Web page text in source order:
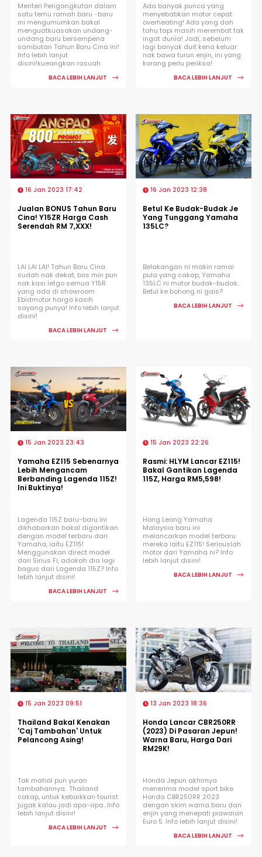
Menteri Pengangkutan dalam
satu temu ramah baru -baru
ini mengumumkan bakal
menguatkuasakan undang-
undang baru bersempena
sambutan Tahun Baru Cina ini!
Info lebih lanjut
disini!kueangkan rasuah
BACA LEBIH LANJUT
Ada banyak punca yang
menyebabkan motor cepat
overheating! Ada yang dah
tahu tapi masih merembat tak
ingat dunia! Jadi, sebelum
lagi banyak duit kena keluar
nak bawa turun enjin, ini yang
korang perlu periksa!
BACA LEBIH LANJUT
16 Jan 2023 17:42
Jualan BONUS Tahun Baru
Cina! Y15ZR Harga Cash
Serendah RM 7,XXX!
LAI LAI LAI! Tahun Baru Cina
sudah nak dekat, bos min pun
nak kasi letgo semua Y15R
yang ada di showroom
Ebidmotor harga kasih
sayang punya! Info lebih lanjut
disini!
BACA LEBIH LANJUT
16 Jan 2023 12:38
Betul Ke Budak-Budak Je
Yang Tunggang Yamaha
135LC?
Belakangan ni makin ramai
pula yang cakap, Yamaha
135LC ni motor budak-budak..
Betul ke bohong ni gais?
BACA LEBIH LANJUT
15 Jan 2023 23:43
Yamaha EZ115 Sebenarnya
Lebih Mengancam
Berbanding Lagenda 115Z!
Ini Buktinya!
Lagenda 115Z baru-baru ini
dikhabarkan bakal digantikan
dengan model terbaru dari
Yamaha, iaitu EZ115!
Menggunakan direct model
dari Sirius Fi, adakah dia lagi
bagus dari Lagenda 115Z? Info
lebih lanjut disini!
BACA LEBIH LANJUT
15 Jan 2023 22:26
Rasmi: HLYM Lancar EZ115!
Bakal Gantikan Lagenda
115Z, Harga RM5,598!
Hong Leong Yamaha
Malaysia baru ini
melancarkan model terbaru
mereka iaitu EZ115! Seriouslah
motor dari Yamaha ni? Info
lebih lanjut disini!
BACA LEBIH LANJUT
15 Jan 2023 09:51
Thailand Bakal Kenakan
'Caj Tambahan' Untuk
Pelancong Asing!
Tak mahal pun yuran
tambahannya.. Thailand
cakap, untuk kebaikkan tourist
jugak kalau jadi apa-apa...Info
lebih lanjut disini!
BACA LEBIH LANJUT
13 Jan 2023 18:36
Honda Lancar CBR250RR
(2023) Di Pasaran Jepun!
Warna Baru, Harga Dari
RM29K!
Honda Jepun akhirnya
menerima model sport bike
Honda CBR250RR 2023
dengan skim warna baru dan
enjin yang menepati piawaian
Euro 5. Info lebih lanjut disini!
BACA LEBIH LANJUT